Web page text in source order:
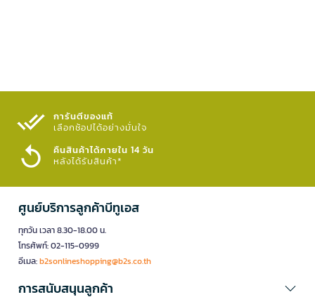
การันตีของแท้
เลือกช้อปได้อย่างมั่นใจ​
คืนสินค้าได้ภายใน 14 วัน
หลังได้รับสินค้า*
ศูนย์บริการลูกค้าบีทูเอส
ทุกวัน เวลา 8.30-18.00 น.
โทรศัพท์: 02-115-0999
อีเมล:b2sonlineshopping@b2s.co.th
การสนับสนุนลูกค้า